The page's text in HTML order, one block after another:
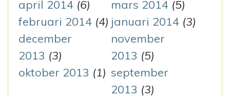
april 2014 (6) mars 2014 (5)
februari 2014 (4) januari 2014 (3)
december
2013 (3)
november
2013 (5)
oktober 2013 (1) september
2013 (3)